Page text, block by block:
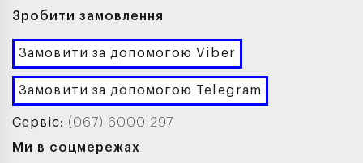
Зробити замовлення
Замовити за допомогою Viber
Замовити за допомогою Telegram
Сервіс: (067) 6000 297
Ми в соцмережах